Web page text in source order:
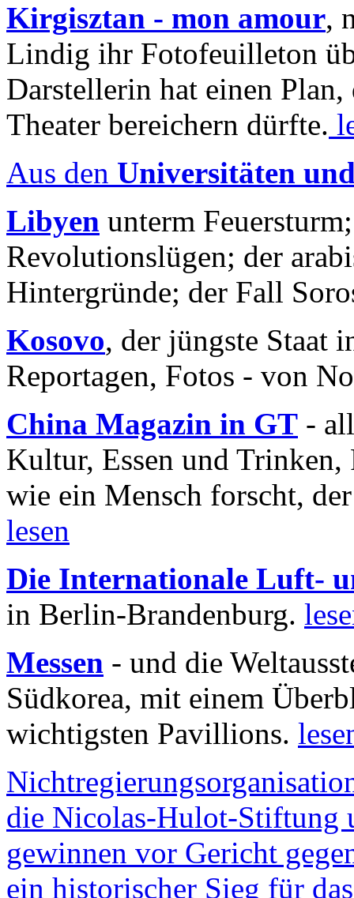
Kirgisztan - mon amour,
Lindig ihr Fotofeuilleton
Darstellerin hat einen Plan,
Theater bereichern dürfte.
Aus den Universitäten
Libyen unterm
Revolutionslügen; der
Hintergründe; der Fall
Kosovo, der jüngste Staat
Reportagen, Fotos - von
China Magazin in GT -
Kultur, Essen und
wie ein Mensch forscht,
lesen
Die Internationale Luft-
in Berlin-Brandenburg.
Messen - und die
Südkorea, mit einem
wichtigsten Pavillions.
die Nicolas-Hulot-Stiftung
gewinnen vor Gericht
ein historischer Sieg für